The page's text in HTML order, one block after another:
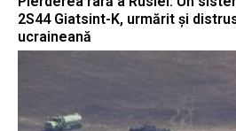
2S44 Giatsint-K, urmărit și
ucraineană